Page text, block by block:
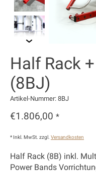
Half Rack
(8BJ)
Artikel-Nummer: 8BJ
€1.806,00 *
* Inkl. MwSt. zzgl. Versandkosten
Half Rack (8B) inkl.
Power Bands